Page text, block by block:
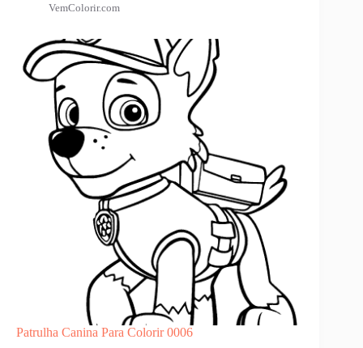
VemColorir.com
Patrulha Canina Para Colorir 0006